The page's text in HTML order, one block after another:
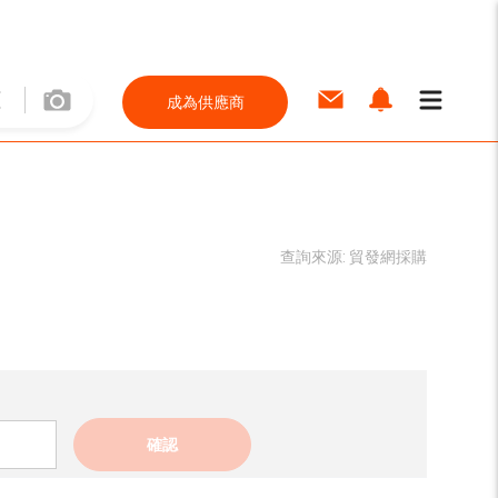
成為供應商
查詢來源: 貿發網採購
確認